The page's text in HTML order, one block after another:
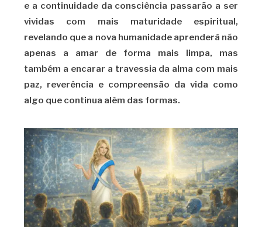
e a continuidade da consciência passarão a ser
vividas com mais maturidade espiritual,
revelando que a nova humanidade aprenderá não
apenas a amar de forma mais limpa, mas
também a encarar a travessia da alma com mais
paz, reverência e compreensão da vida como
algo que continua além das formas.